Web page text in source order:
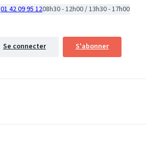
01 42 09 95 1208h30 - 12h00 / 13h30 - 17h00
Se connecter S'abonner